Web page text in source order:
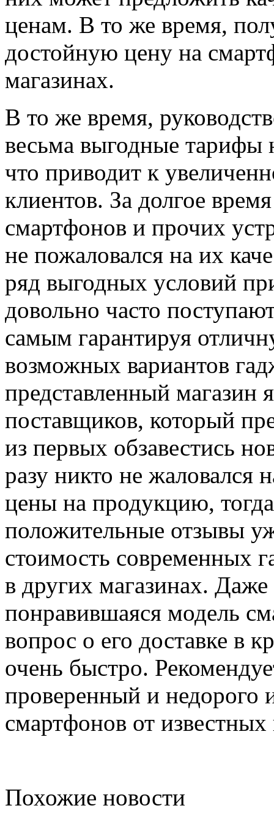
ценам. В то же время,
достойную цену на
магазинах.
В то же время,
весьма выгодные тарифы
что приводит к
клиентов. За долгое
смартфонов и прочих
не пожаловался на их
ряд выгодных условий
довольно часто
самым гарантируя
возможных вариантов
представленный магазин
поставщиков, который
из первых обзавестись
разу никто не жаловался
цены на продукцию,
положительные отзывы
стоимость современных
в других магазинах.
понравившаяся модель
вопрос о его доставке в
очень быстро.
проверенный и недорого
смартфонов от известных
Похожие новости